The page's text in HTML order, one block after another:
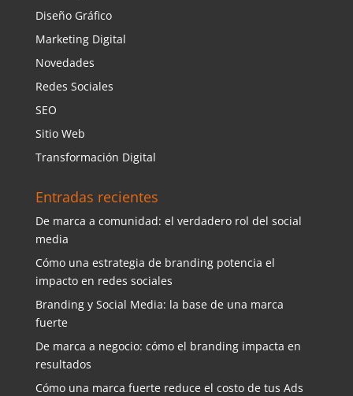
Diseño Gráfico
Marketing Digital
Novedades
Redes Sociales
SEO
Sitio Web
Transformación Digital
Entradas recientes
De marca a comunidad: el verdadero rol del social
media
Cómo una estrategia de branding potencia el
impacto en redes sociales
Branding y Social Media: la base de una marca
fuerte
De marca a negocio: cómo el branding impacta en
resultados
Cómo una marca fuerte reduce el costo de tus Ads